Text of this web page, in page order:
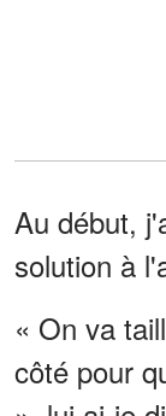
Au début,
solution à
« On va
côté pour